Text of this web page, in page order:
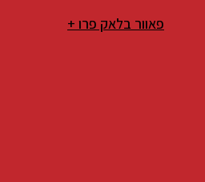
פאוור בלאק פרו +